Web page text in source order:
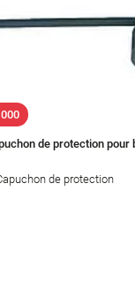
de protection pour
de protection